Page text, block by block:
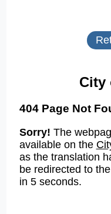
City
404 Page Not
Sorry! The
available on the
as the translation
be redirected to
in 5 seconds.